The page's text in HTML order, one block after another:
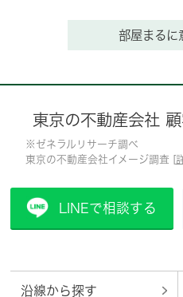
部屋まるに
東京の不動産会社
※ゼネラルリサーチ調べ
東京の不動産会社イメージ調査 [
LINEで相談する
沿線から探す